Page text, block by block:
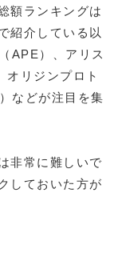
額ランキングは
紹介している以
APE）、アリス
オリジンプロト
などが注目を集
非常に難しいで
しておいた方が